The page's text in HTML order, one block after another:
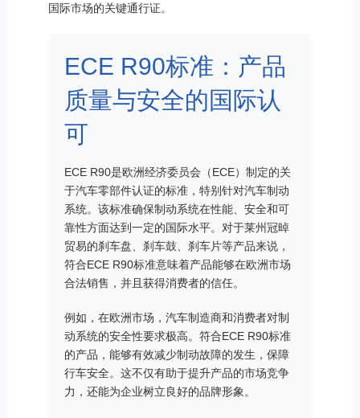
国际市场的关键通行证。
ECE R90标准：产品
质量与安全的国际认
可
ECE R90是欧洲经济委员会（ECE）制定的关
于汽车零部件认证的标准，特别针对汽车制动
系统。该标准确保制动系统在性能、安全和可
靠性方面达到一定的国际水平。对于莱州冠晫
贸易的刹车盘、刹车鼓、刹车片等产品来说，
符合ECE R90标准意味着产品能够在欧洲市场
合法销售，并且获得消费者的信任。
例如，在欧洲市场，汽车制造商和消费者对制
动系统的安全性要求极高。符合ECE R90标准
的产品，能够有效减少制动故障的发生，保障
行车安全。这不仅有助于提升产品的市场竞争
力，还能为企业树立良好的品牌形象。